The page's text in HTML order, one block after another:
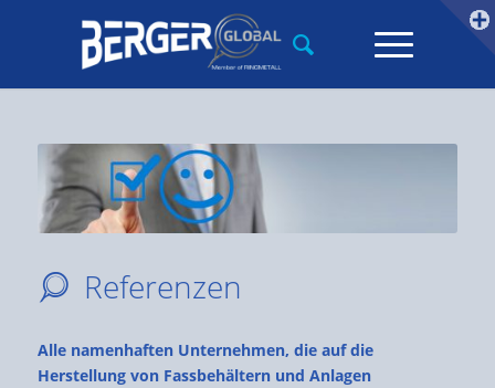
Referenzen
Alle namenhaften Unternehmen, die auf die
Herstellung von Fassbehältern und Anlagen